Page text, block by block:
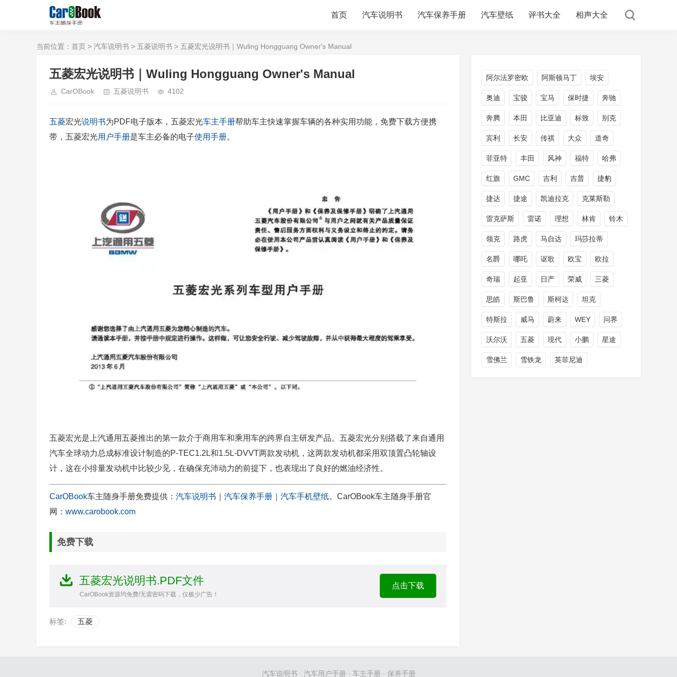
首页 汽车说明书 汽车保养手册 汽车壁纸 评书大全 相声大全
当前位置： 首页 > 汽车说明书 > 五菱说明书 > 五菱宏光说明书｜Wuling Hongguang Owner's Manual
五菱宏光说明书｜Wuling Hongguang Owner's Manual
CarOBook 五菱说明书 4102
五菱宏光说明书为PDF电子版本，五菱宏光车主手册帮助车主快速掌握车辆的各种实用功能，免费下载方便携
带，五菱宏光用户手册是车主必备的电子使用手册。
五菱宏光是上汽通用五菱推出的第一款介于商用车和乘用车的跨界自主研发产品。五菱宏光分别搭载了来自通用
汽车全球动力总成标准设计制造的P-TEC1.2L和1.5L-DVVT两款发动机，这两款发动机都采用双顶置凸轮轴设
计，这在小排量发动机中比较少见，在确保充沛动力的前提下，也表现出了良好的燃油经济性。
CarOBook车主随身手册免费提供： 汽车说明书 汽车保养手册 汽车手机壁纸。CarOBook车主随身手册官
网： www.carobook.com
免费下载
五菱宏光说明书.PDF文件
CarOBook资源均免费/无需密码下载，仅极少广告！
点击下载
标签: 五菱
阿尔法罗密欧 阿斯顿马丁 埃安
奥迪 宝骏 宝马 保时捷 奔驰
奔腾 本田 比亚迪 标致 别克
宾利 长安 传祺 大众 道奇
菲亚特 丰田 风神 福特 哈弗
红旗 GMC 吉利 吉普 捷豹
捷达 捷途 凯迪拉克 克莱斯勒
雷克萨斯 雷诺 理想 林肯 铃木
领克 路虎 马自达 玛莎拉蒂
名爵 哪吒 讴歌 欧宝 欧拉
奇瑞 起亚 日产 荣威 三菱
思皓 斯巴鲁 斯柯达 坦克
特斯拉 威马 蔚来 WEY 问界
沃尔沃 五菱 现代 小鹏 星途
雪佛兰 雪铁龙 英菲尼迪
汽车说明书 · 汽车用户手册· 车主手册· 保养手册